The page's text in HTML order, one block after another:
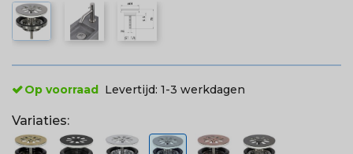
Op voorraad Levertijd: 1-3 werkdagen
Variaties: